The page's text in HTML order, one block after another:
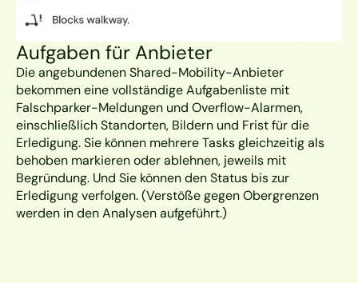
Aufgaben für Anbieter
Die angebundenen Shared-Mobility-Anbieter
bekommen eine vollständige Aufgabenliste mit
Falschparker-Meldungen und Overflow-Alarmen,
einschließlich Standorten, Bildern und Frist für die
Erledigung. Sie können mehrere Tasks gleichzeitig als
behoben markieren oder ablehnen, jeweils mit
Begründung. Und Sie können den Status bis zur
Erledigung verfolgen. (Verstöße gegen Obergrenzen
werden in den Analysen aufgeführt.)